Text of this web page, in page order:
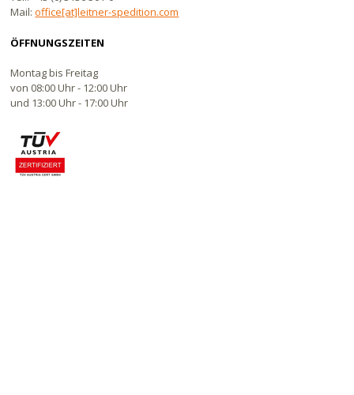
Mail:office[at]leitner-spedition.com
ÖFFNUNGSZEITEN
Montag bis Freitag
von 08:00 Uhr - 12:00 Uhr
und 13:00 Uhr - 17:00 Uhr